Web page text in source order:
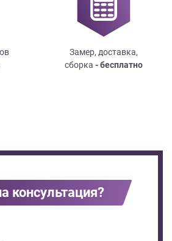
Замер, доставка,
сборка - бесплатно
консультация?